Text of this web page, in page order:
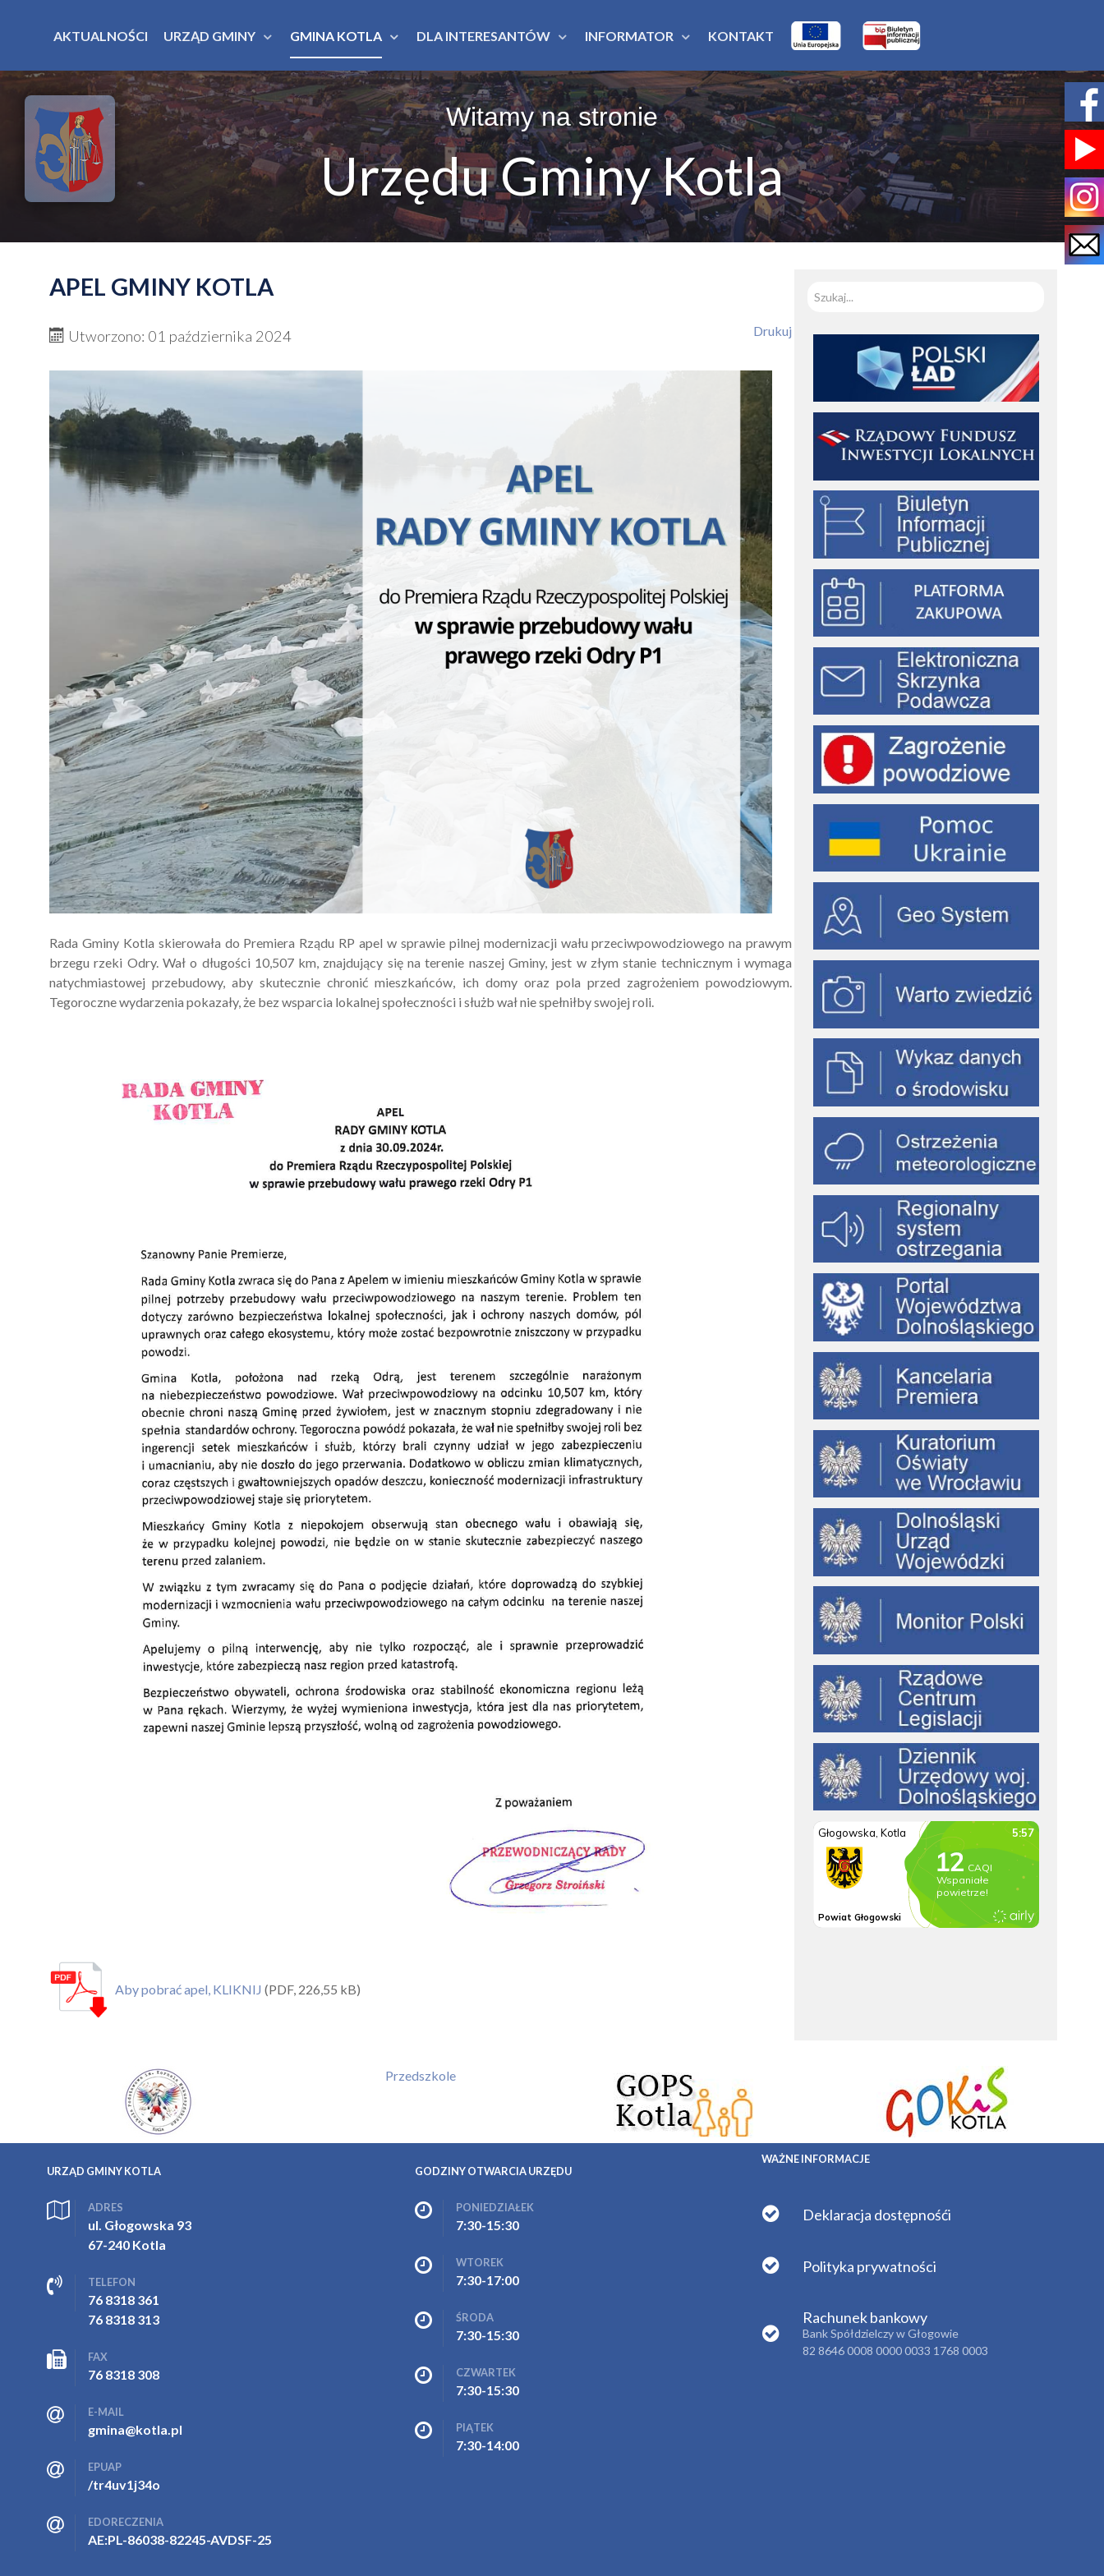
AKTUALNOŚCI URZĄD GMINY GMINA KOTLA DLA INTERESANTÓW INFORMATOR KONTAKT
Witamy na stronie
Urzędu Gminy Kotla
APEL GMINY KOTLA
Drukuj
Utworzono: 01 października 2024
Rada Gminy Kotla skierowała do Premiera Rządu RP apel w sprawie pilnej modernizacji wału przeciwpowodziowego na prawym
brzegu rzeki Odry. Wał o długości 10,507 km, znajdujący się na terenie naszej Gminy, jest w złym stanie technicznym i wymaga
natychmiastowej przebudowy, aby skutecznie chronić mieszkańców, ich domy oraz pola przed zagrożeniem powodziowym.
Tegoroczne wydarzenia pokazały, że bez wsparcia lokalnej społeczności i służb wał nie spełniłby swojej roli.
Aby pobrać apel, KLIKNIJ (PDF, 226,55 kB)
Przedszkole
URZĄD GMINY KOTLA
ADRES
ul. Głogowska 93
67-240 Kotla
TELEFON
76 8318 361
76 8318 313
FAX
76 8318 308
E-MAIL
gmina@kotla.pl
EPUAP
/tr4uv1j34o
EDORECZENIA
AE:PL-86038-82245-AVDSF-25
GODZINY OTWARCIA URZĘDU
PONIEDZIAŁEK
7:30-15:30
WTOREK
7:30-17:00
ŚRODA
7:30-15:30
CZWARTEK
7:30-15:30
PIĄTEK
7:30-14:00
WAŻNE INFORMACJE
Deklaracja dostępnośći
Polityka prywatności
Rachunek bankowy
Bank Spółdzielczy w Głogowie
82 8646 0008 0000 0033 1768 0003